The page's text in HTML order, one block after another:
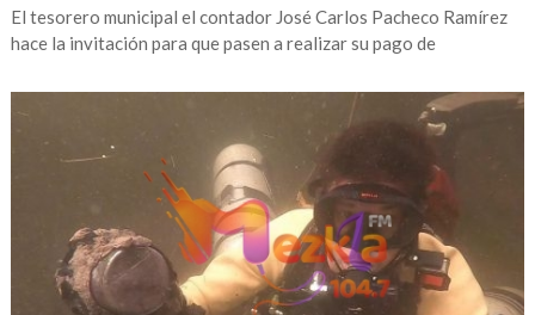
El tesorero municipal el contador José Carlos Pacheco Ramírez
hace la invitación para que pasen a realizar su pago de